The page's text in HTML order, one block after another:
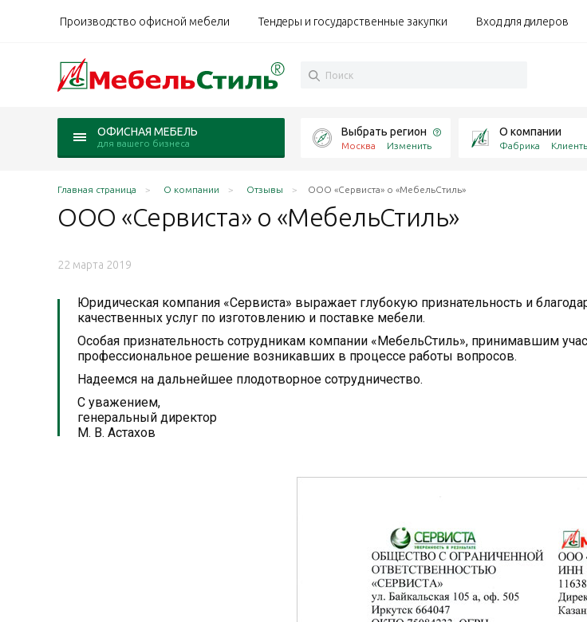
Производство офисной мебели Тендеры и государственные закупки Вход для дилеров
ОФИСНАЯ МЕБЕЛЬ
для вашего бизнеса
Выбрать регион
Москва Изменить
О компании
Фабрика
Главная страница О компании Отзывы ООО «Сервиста» о «МебельСтиль»
ООО «Сервиста» о «МебельСтиль»
22 марта 2019
Юридическая компания «Сервиста» выражает глубокую признательность и
качественных услуг по изготовлению и поставке мебели.
Особая признательность сотрудникам компании «МебельСтиль», принимавшим
профессиональное решение возникавших в процессе работы вопросов.
Надеемся на дальнейшее плодотворное сотрудничество.
С уважением,
генеральный директор
М. В. Астахов